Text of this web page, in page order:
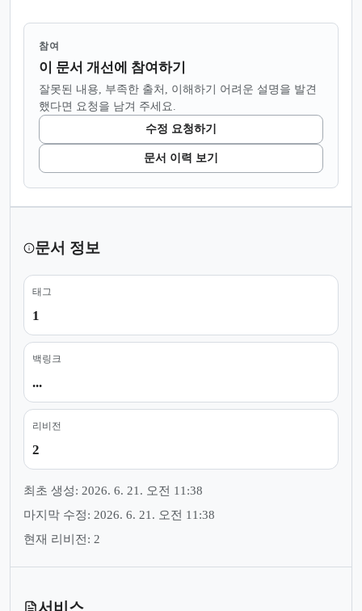
참여
이 문서 개선에 참여하기
잘못된 내용, 부족한 출처, 이해하기 어려운 설명을 발견
했다면 요청을 남겨 주세요.
수정 요청하기
문서 이력 보기
문서 정보
태그
1
백링크
...
리비전
2
최초 생성: 2026. 6. 21. 오전 11:38
마지막 수정: 2026. 6. 21. 오전 11:38
현재 리비전: 2
서비스